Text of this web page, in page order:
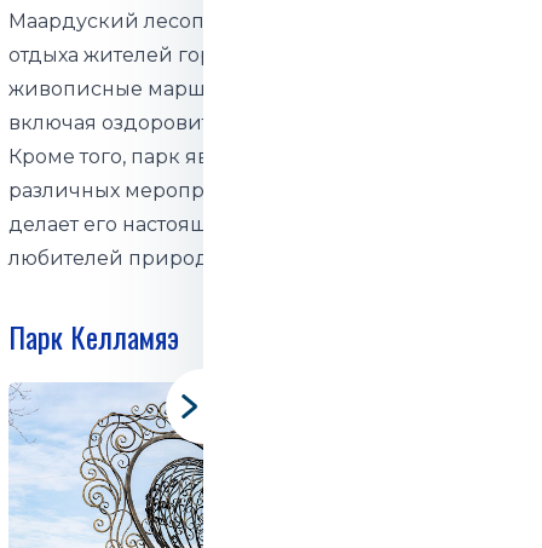
Маардуский лесопарк – это излюбленное место
отдыха жителей города, которое предлагает
живописные маршруты для прогулок и пробежек,
включая оздоровительные тропы длиной 3 и 5 км.
Кроме того, парк является площадкой для
различных мероприятий на свежем воздухе, что
делает его настоящей жемчужиной для
любителей природы и спокойного отдыха.
Парк Келламяэ